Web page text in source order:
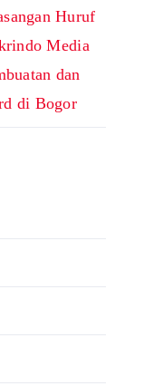
Huruf
Media
dan
di Bogor